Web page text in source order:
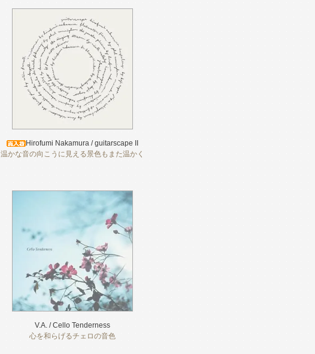
Hirofumi Nakamura / guitarscape II
温かな音の向こうに見える景色もまた温かく
V.A. / Cello Tenderness
心を和らげるチェロの音色